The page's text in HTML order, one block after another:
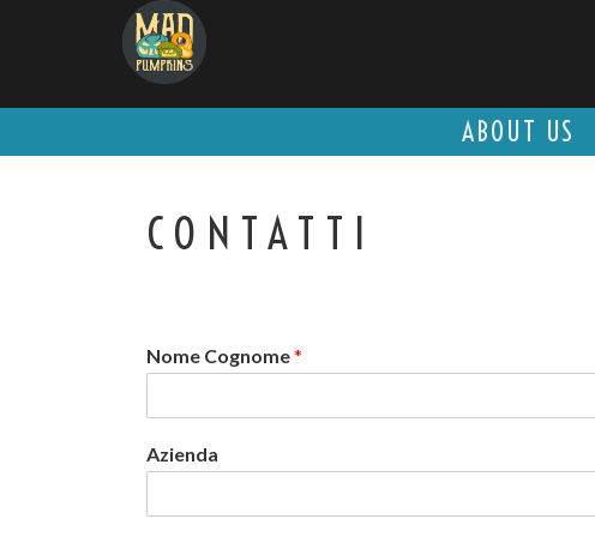
contenuto
ABOUT US
CONTATTI
Nome Cognome*
Azienda